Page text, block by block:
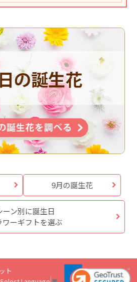
9月の誕生花
ーン別に誕生日
ワーギフトを選ぶ
ト